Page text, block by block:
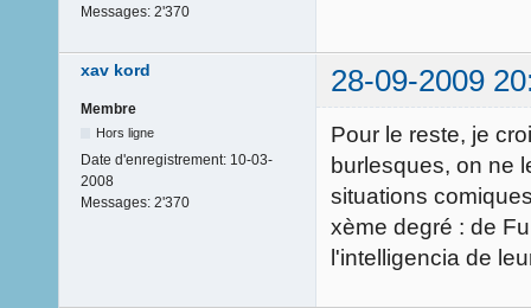
Messages: 2'370
xav kord 28-09-2009
Membre
Hors ligne
Date d'enregistrement: 10-03-
2008
Messages: 2'370
Pour le reste, je
burlesques, on ne
situations
xème degré : de
l'intelligencia de